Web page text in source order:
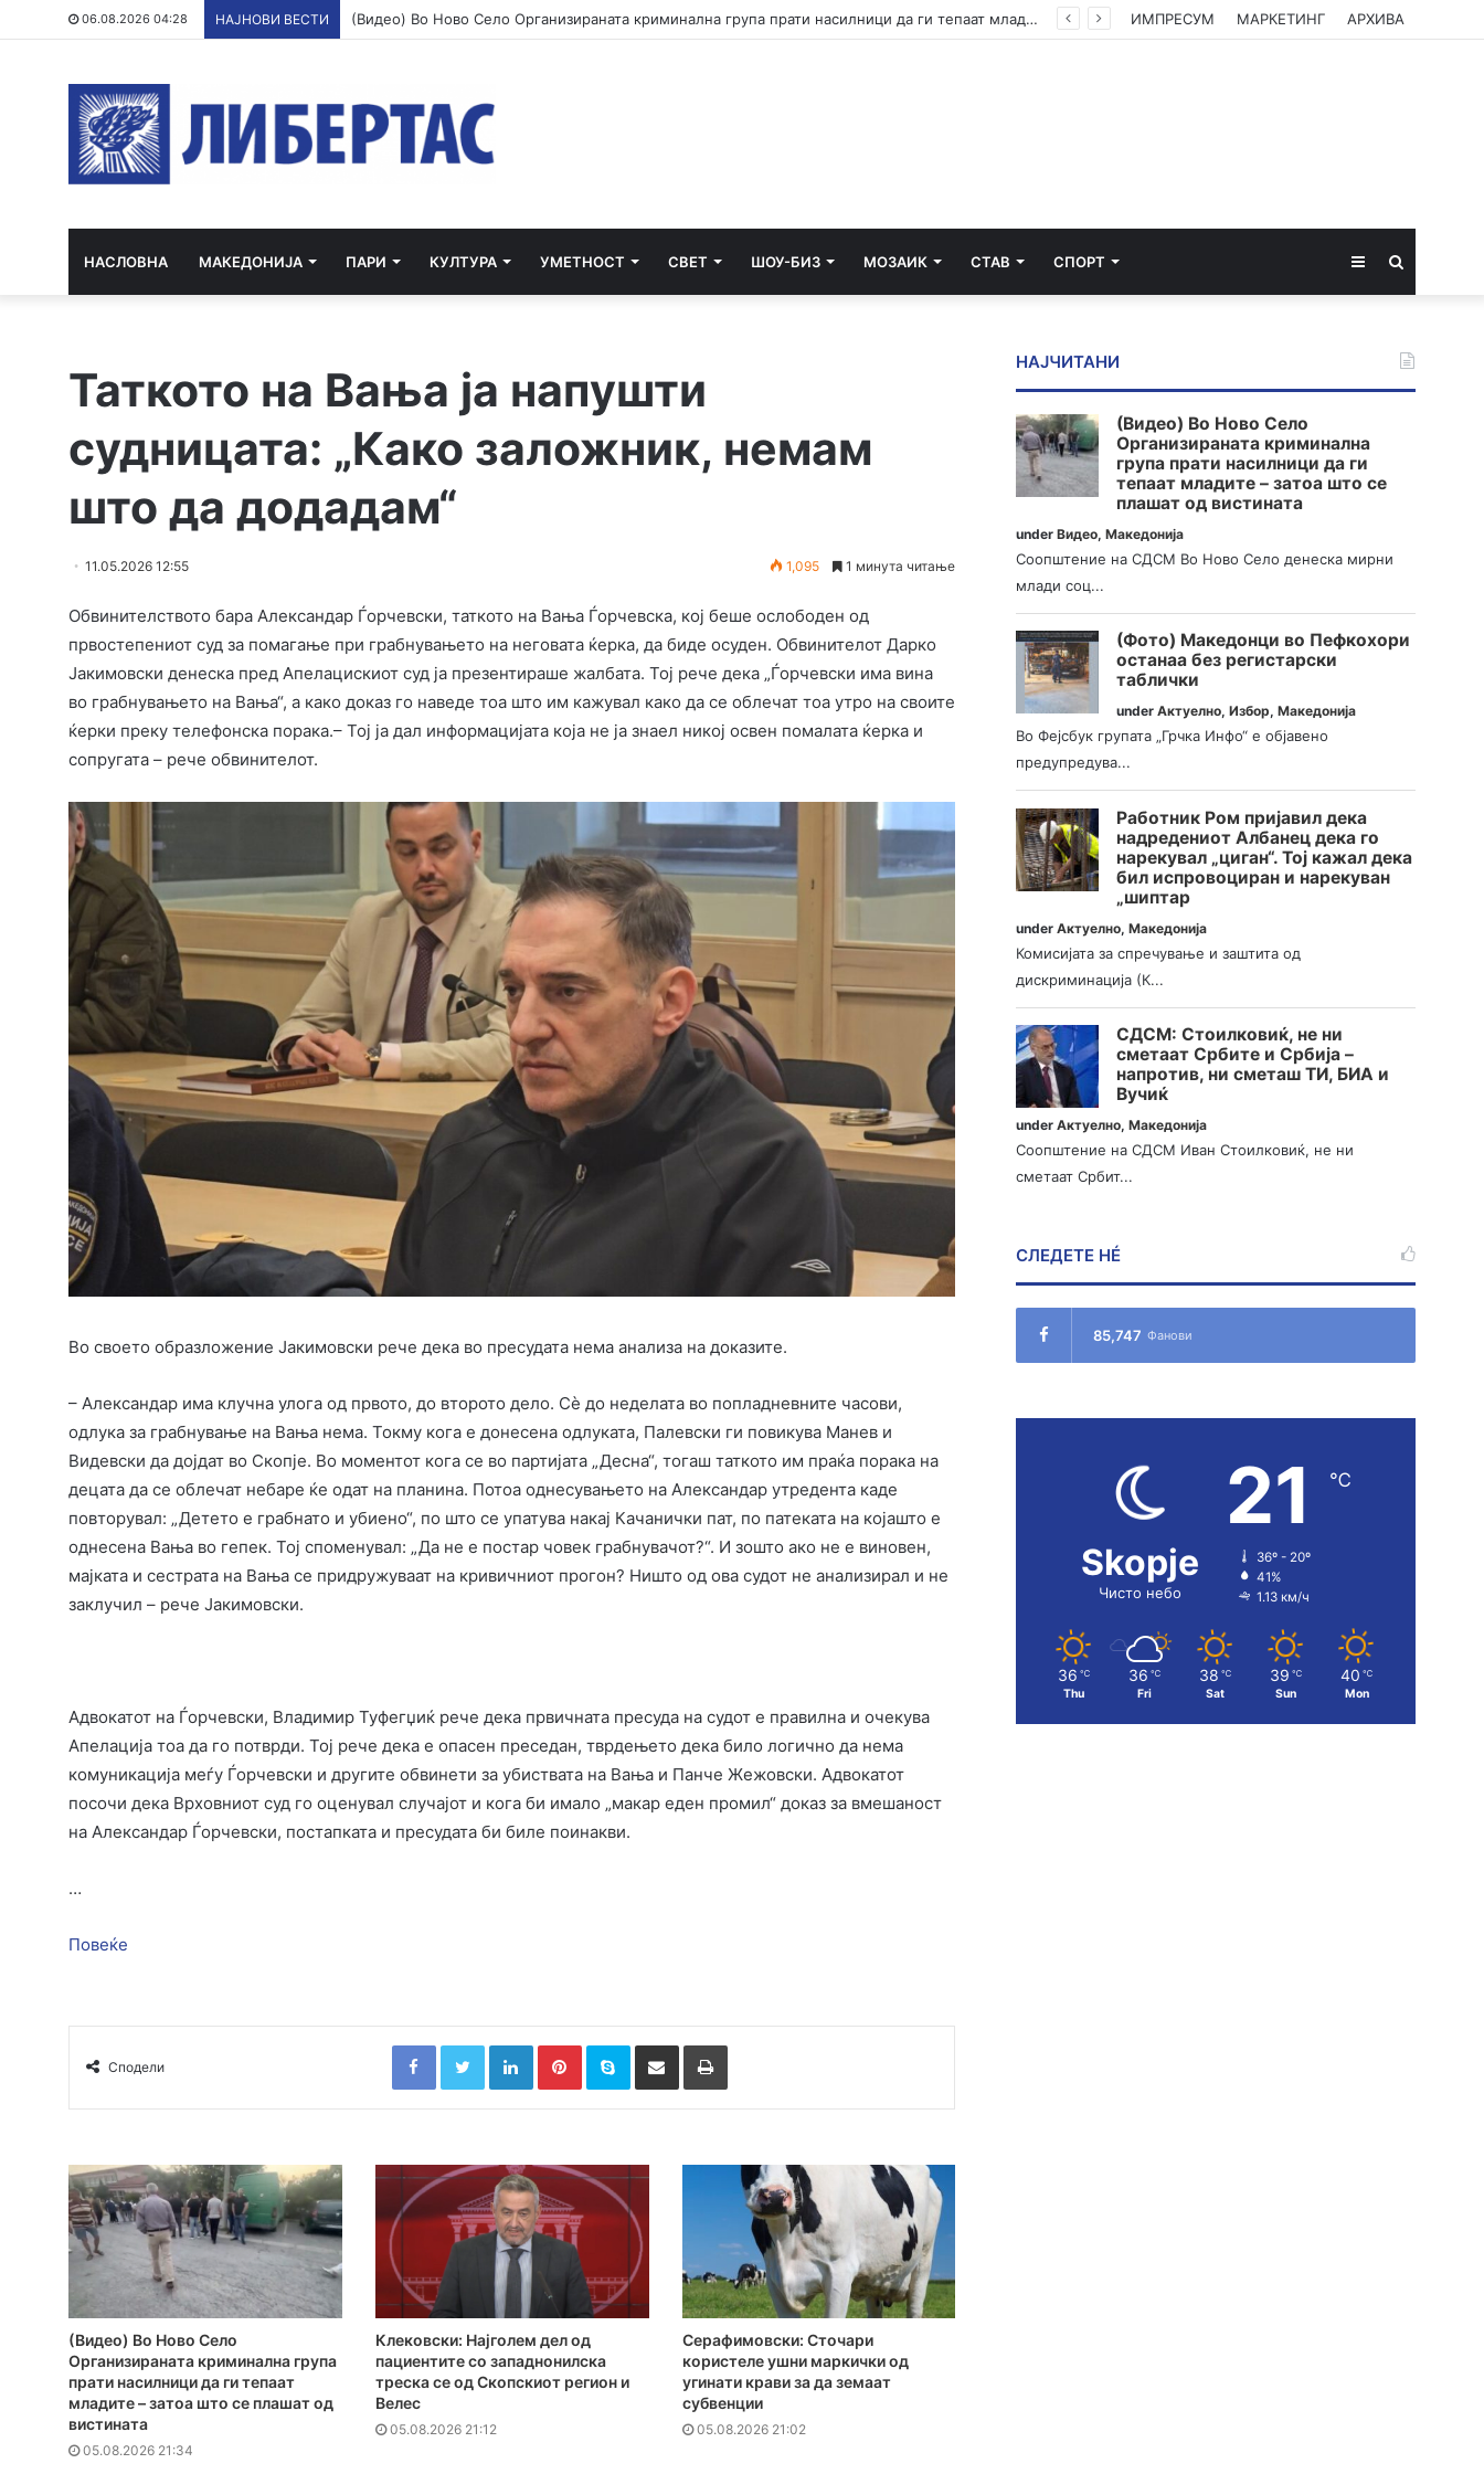
06.08.2026 04:28 НАЈНОВИ ВЕСТИ (Видео) Во Ново Село Организираната криминална група прати насилници да ги тепаат младите – затоа што се плашат од вистината ИМПРЕСУМ МАРКЕТИНГ АРХИВА
НАСЛОВНА МАКЕДОНИЈА ПАРИ КУЛТУРА УМЕТНОСТ СВЕТ ШОУ-БИЗ МОЗАИК СТАВ СПОРТ Sidebar
Таткото на Вања ја напушти
судницата: „Како заложник, немам
што да додадам“
11.05.2026 12:55 1,095 1 минута читање
Обвинителството бара Александар Ѓорчевски, таткото на Вања Ѓорчевска, кој беше ослободен од
првостепениот суд за помагање при грабнувањето на неговата ќерка, да биде осуден. Обвинителот Дарко
Јакимовски денеска пред Апелацискиот суд ја презентираше жалбата. Тој рече дека „Ѓорчевски има вина
во грабнувањето на Вања“, а како доказ го наведе тоа што им кажувал како да се облечат тоа утро на своите
ќерки преку телефонска порака.– Тој ја дал информацијата која не ја знаел никој освен помалата ќерка и
сопругата – рече обвинителот.
Во своето образложение Јакимовски рече дека во пресудата нема анализа на доказите.
– Александар има клучна улога од првото, до второто дело. Сè до неделата во попладневните часови,
одлука за грабнување на Вања нема. Токму кога е донесена одлуката, Палевски ги повикува Манев и
Видевски да дојдат во Скопје. Во моментот кога се во партијата „Десна“, тогаш таткото им праќа порака на
децата да се облечат небаре ќе одат на планина. Потоа однесувањето на Александар утредента каде
повторувал: „Детето е грабнато и убиено“, по што се упатува накај Качанички пат, по патеката на којашто е
однесена Вања во гепек. Тој споменувал: „Да не е постар човек грабнувачот?“. И зошто ако не е виновен,
мајката и сестрата на Вања се придружуваат на кривичниот прогон? Ништо од ова судот не анализирал и не
заклучил – рече Јакимовски.
Адвокатот на Ѓорчевски, Владимир Туфегџиќ рече дека првичната пресуда на судот е правилна и очекува
Апелација тоа да го потврди. Тој рече дека е опасен преседан, тврдењето дека било логично да нема
комуникација меѓу Ѓорчевски и другите обвинети за убиствата на Вања и Панче Жежовски. Адвокатот
посочи дека Врховниот суд го оценувал случајот и кога би имало „макар еден промил“ доказ за вмешаност
на Александар Ѓорчевски, постапката и пресудата би биле поинакви.
…
Повеќе
Сподели
FacebookTwitterLinkedInPinterestSkype Сподели преку Е-маил Испринтај
(Видео) Во Ново Село
Организираната криминална група
прати насилници да ги тепаат
младите – затоа што се плашат од
вистината
05.08.2026 21:34
Клековски: Најголем дел од
пациентите сo западнонилска
треска се од Скопскиот регион и
Велес
05.08.2026 21:12
Серафимовски: Сточари
користеле ушни маркички од
угинати крави за да земаат
субвенции
05.08.2026 21:02
НАЈЧИТАНИ
(Видео) Во Ново Село
Организираната криминална
група прати насилници да ги
тепаат младите – затоа што се
плашат од вистината
underВидео,Македонија
Соопштение на СДСМ Во Ново Село денеска мирни
млади соц...
(Фото) Македонци во Пефкохори
останаа без регистарски
таблички
underАктуелно,Избор,Македонија
Во Фејсбук групата „Грчка Инфо“ е објавено
предупредува...
Работник Ром пријавил дека
надредениот Албанец дека го
нарекувал „циган“. Тој кажал дека
бил испровоциран и нарекуван
„шиптар
underАктуелно,Македонија
Комисијата за спречување и заштита од
дискриминација (К...
СДСМ: Стоилковиќ, не ни
сметаат Србите и Србија –
напротив, ни сметаш ТИ, БИА и
Вучиќ
underАктуелно,Македонија
Соопштение на СДСМ Иван Стоилковиќ, не ни
сметаат Србит...
СЛЕДЕТЕ НÉ
85,747 Фанови
Skopje
Чисто небо
21 ℃
36º - 20º
41%
1.13 км/ч
36 ℃
Thu
36 ℃
Fri
38 ℃
Sat
39 ℃
Sun
40 ℃
Mon